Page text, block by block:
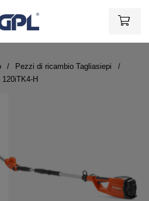
Pezzi di ricambio Tagliasiepi
H